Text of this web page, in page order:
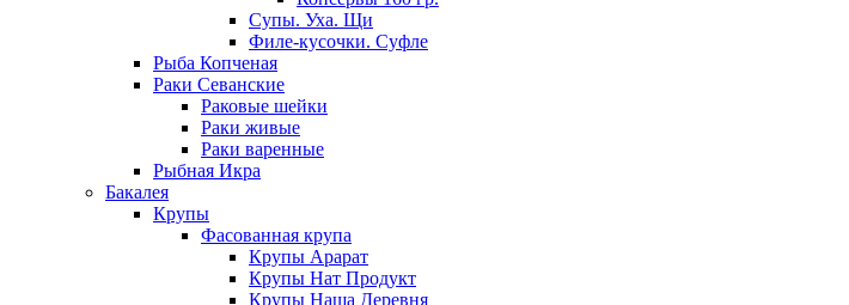
Супы. Уха. Щи
Филе-кусочки. Суфле
Рыба Копченая
Раки Севанские
Раковые шейки
Раки живые
Раки варенные
Рыбная Икра
Бакалея
Крупы
Фасованная крупа
Крупы Арарат
Крупы Нат Продукт
Крупы Наша Деревня